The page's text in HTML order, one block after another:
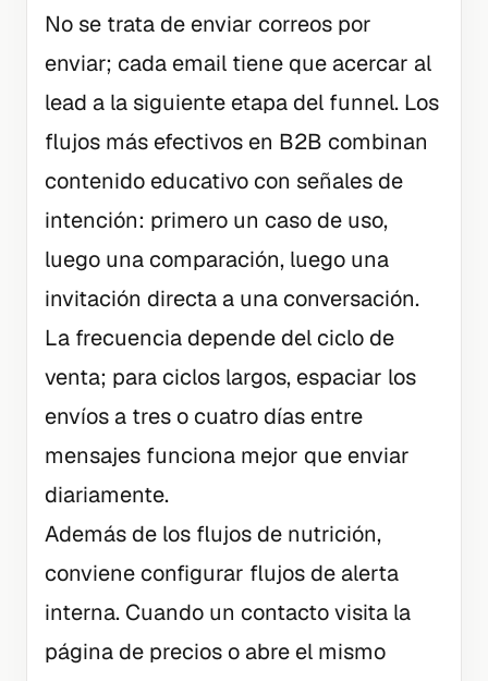
No se trata de enviar correos por
enviar; cada email tiene que acercar al
lead a la siguiente etapa del funnel. Los
flujos más efectivos en B2B combinan
contenido educativo con señales de
intención: primero un caso de uso,
luego una comparación, luego una
invitación directa a una conversación.
La frecuencia depende del ciclo de
venta; para ciclos largos, espaciar los
envíos a tres o cuatro días entre
mensajes funciona mejor que enviar
diariamente.
Además de los flujos de nutrición,
conviene configurar flujos de alerta
interna. Cuando un contacto visita la
página de precios o abre el mismo